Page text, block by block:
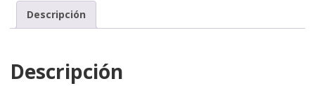
Descripción
Descripción